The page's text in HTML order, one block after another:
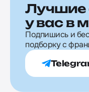
у вас в
Подпишись и
подборку с